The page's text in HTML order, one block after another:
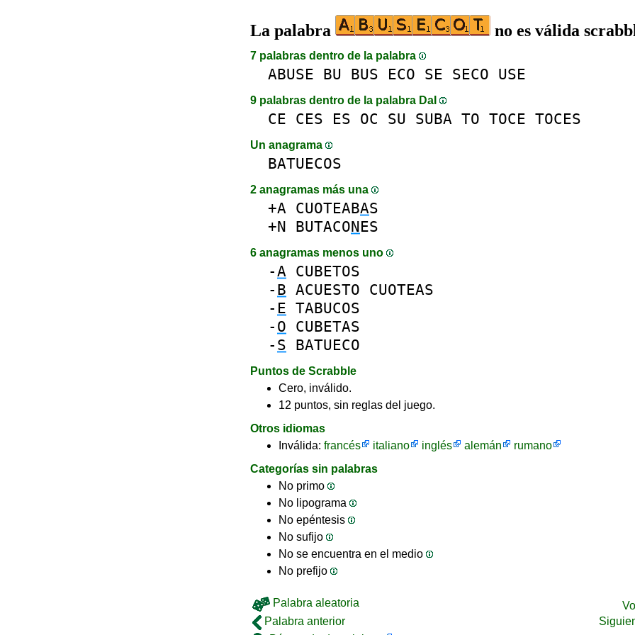
La palabra no es válida
7 palabras dentro de la palabra
ABUSE BU BUS ECO SE SECO USE
9 palabras dentro de la palabra DaI
CE CES ES OC SU SUBA TO TOCE TOCES
Un anagrama
BATUECOS
2 anagramas más una
+A CUOTEABAS
+N BUTACONES
6 anagramas menos uno
-A CUBETOS
- B ACUESTO CUOTEAS
- E TABUCOS
- O CUBETAS
- S BATUECO
Puntos de Scrabble
Cero, inválido.
12 puntos, sin reglas del juego.
Otros idiomas
Inválida: francés italiano inglés alemán
rumano
Categorías sin palabras
No primo
No lipograma
No epéntesis
No sufijo
No se encuentra en el medio
No prefijo
Palabra aleatoria
Palabra anterior